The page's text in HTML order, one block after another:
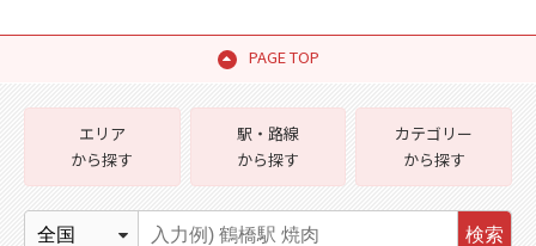
PAGE TOP
エリア
から探す
駅・路線
から探す
カテゴリー
から探す
検索